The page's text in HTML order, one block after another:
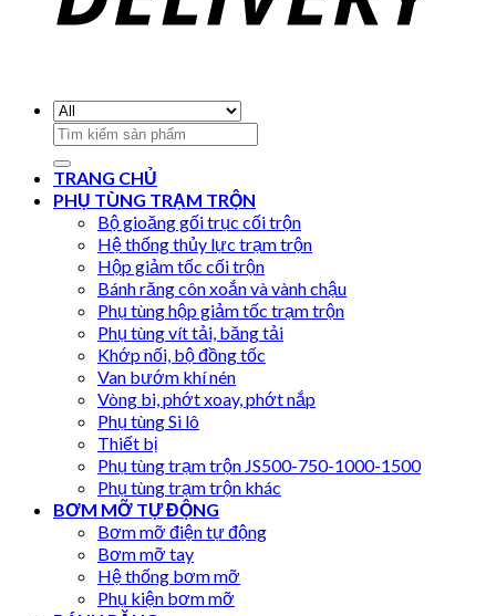
Search
for:
TRANG CHỦ
PHỤ TÙNG TRẠM TRỘN
Bộ gioăng gối trục cối trộn
Hệ thống thủy lực trạm trộn
Hộp giảm tốc cối trộn
Bánh răng côn xoắn và vành chậu
Phụ tùng hộp giảm tốc trạm trộn
Phụ tùng vít tải, băng tải
Khớp nối, bộ đồng tốc
Van bướm khí nén
Vòng bi, phớt xoay, phớt nắp
Phụ tùng Si lô
Thiết bị
Phụ tùng trạm trộn JS500-750-1000-1500
Phụ tùng trạm trộn khác
BƠM MỠ TỰ ĐỘNG
Bơm mỡ điện tự động
Bơm mỡ tay
Hệ thống bơm mỡ
Phụ kiện bơm mỡ